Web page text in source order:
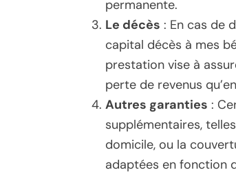
permanente.
Le décès : En cas de
capital décès à mes
prestation vise à
perte de revenus
Autres garanties :
supplémentaires,
domicile, ou la
adaptées en fonction